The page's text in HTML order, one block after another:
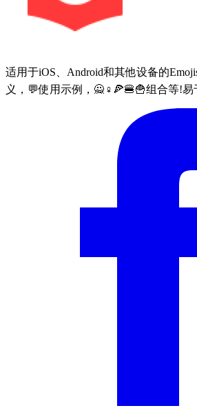
适用于iOS、Android和其他设备的
义，💬使用示例，🙅♀🍕🍔🍟组合等!